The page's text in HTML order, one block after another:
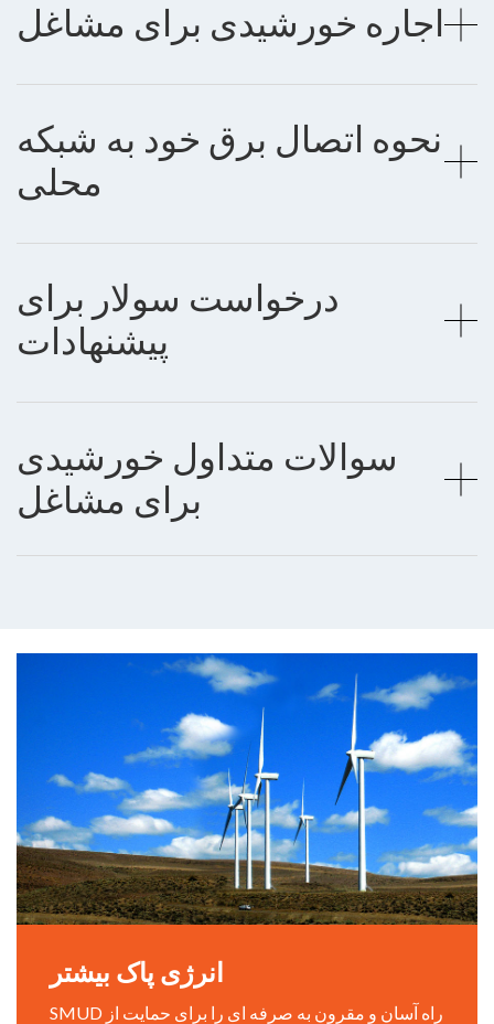
اجاره خورشیدی برای مشاغل
نحوه اتصال برق خود به شبکه
محلی
درخواست سولار برای
پیشنهادات
سوالات متداول خورشیدی
برای مشاغل
انرژی پاک بیشتر
SMUD راه آسان و مقرون به صرفه ای را برای حمایت از